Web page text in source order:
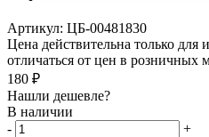
Артикул: ЦБ-00481830
Цена действительна только для
отличаться от цен в розничных
180 ₽
Нашли дешевле?
В наличии
-
+